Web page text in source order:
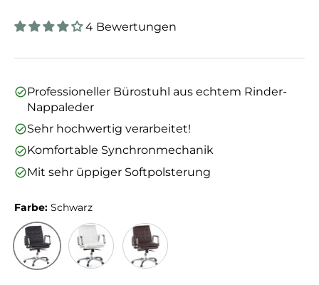
4 Bewertungen
Professioneller Bürostuhl aus echtem Rinder-
Nappaleder
Sehr hochwertig verarbeitet!
Komfortable Synchronmechanik
Mit sehr üppiger Softpolsterung
Farbe: Schwarz